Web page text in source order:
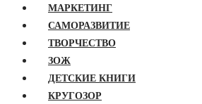
МАРКЕТИНГ
САМОРАЗВИТИЕ
ТВОРЧЕСТВО
ЗОЖ
ДЕТСКИЕ КНИГИ
КРУГОЗОР